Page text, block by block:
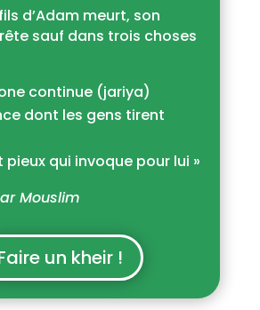
d’Adam meurt, son
sauf dans trois choses
continue (jariya)
dont les gens tirent
pieux qui invoque pour lui »
Mouslim
un kheir !